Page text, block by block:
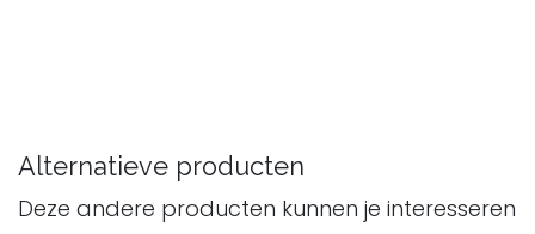
Alternatieve producten
Deze andere producten kunnen je interesseren